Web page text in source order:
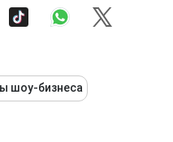
шоу-бизнеса